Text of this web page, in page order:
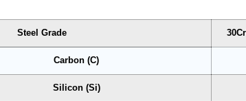
Steel Grade
Carbon (C)
Silicon (Si)